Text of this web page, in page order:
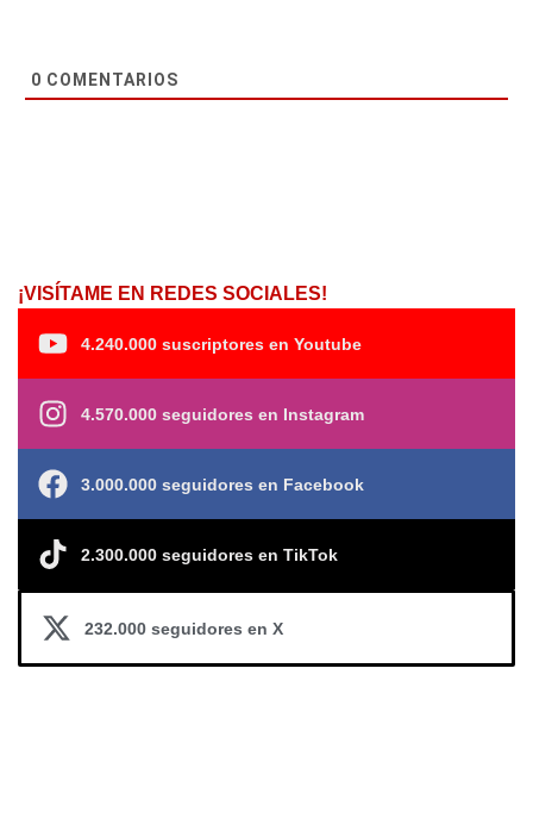
0 COMENTARIOS
¡VISÍTAME EN REDES SOCIALES!
4.240.000 suscriptores en Youtube
4.570.000 seguidores en Instagram
3.000.000 seguidores en Facebook
2.300.000 seguidores en TikTok
232.000 seguidores en X